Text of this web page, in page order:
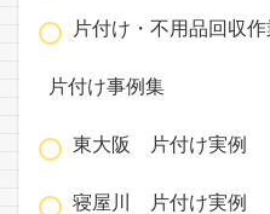
片付け・不用品回収作
片付け事例集
東大阪 片付け実例
寝屋川 片付け実例